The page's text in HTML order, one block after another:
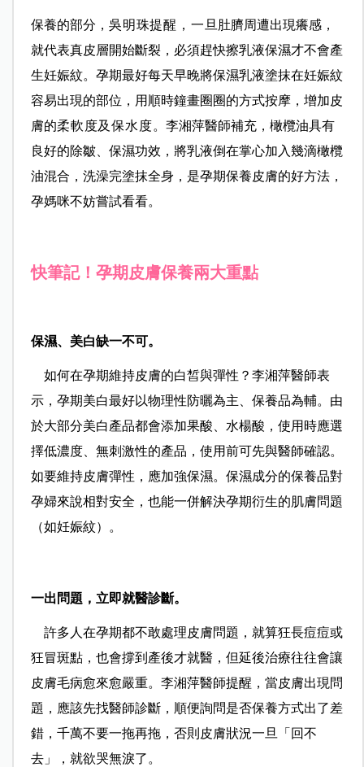
保養的部分， 吳明珠提醒，一旦 肚臍周遭出現癢感，
就代表真皮層開始斷裂，必須趕快擦乳液保濕才不會產
生妊娠紋。孕期最好每天早晚將保濕乳液塗抹在妊娠紋
容易出現的部位，用順時鐘畫圈圈的方式按摩，增加皮
膚的柔軟度及保水度。李湘萍醫師補充，橄欖油具有
良好的除皺、保濕功效，將乳液倒在掌心加入幾滴橄欖
油混合，洗澡完塗抹全身，是孕期保養皮膚的好方法，
孕媽咪不妨嘗試看看。
快筆記！孕期皮膚保養兩大重點
保濕、美白缺一不可。
如何在孕期維持皮膚的白皙與彈性？李湘萍醫師表
示，孕期美白最好以物理性防曬為主、保養品為輔。由
於大部分美白產品都會添加果酸、水楊酸，使用時應選
擇低濃度、無刺激性的產品，使用前可先與醫師確認。
如要維持皮膚彈性，應加強保濕。保濕成分的保養品對
孕婦來說相對安全，也能一併解決孕期衍生的肌膚問題
（如妊娠紋）。
一出問題，立即就醫診斷。
許多人在孕期都不敢處理皮膚問題，就算狂長痘痘或
狂冒斑點，也會撐到產後才就醫，但延後治療往往會讓
皮膚毛病愈來愈嚴重。李湘萍醫師提醒，當皮膚出現問
題，應該先找醫師診斷，順便詢問是否保養方式出了差
錯，千萬不要一拖再拖，否則皮膚狀況一旦「回不
去」，就欲哭無淚了。